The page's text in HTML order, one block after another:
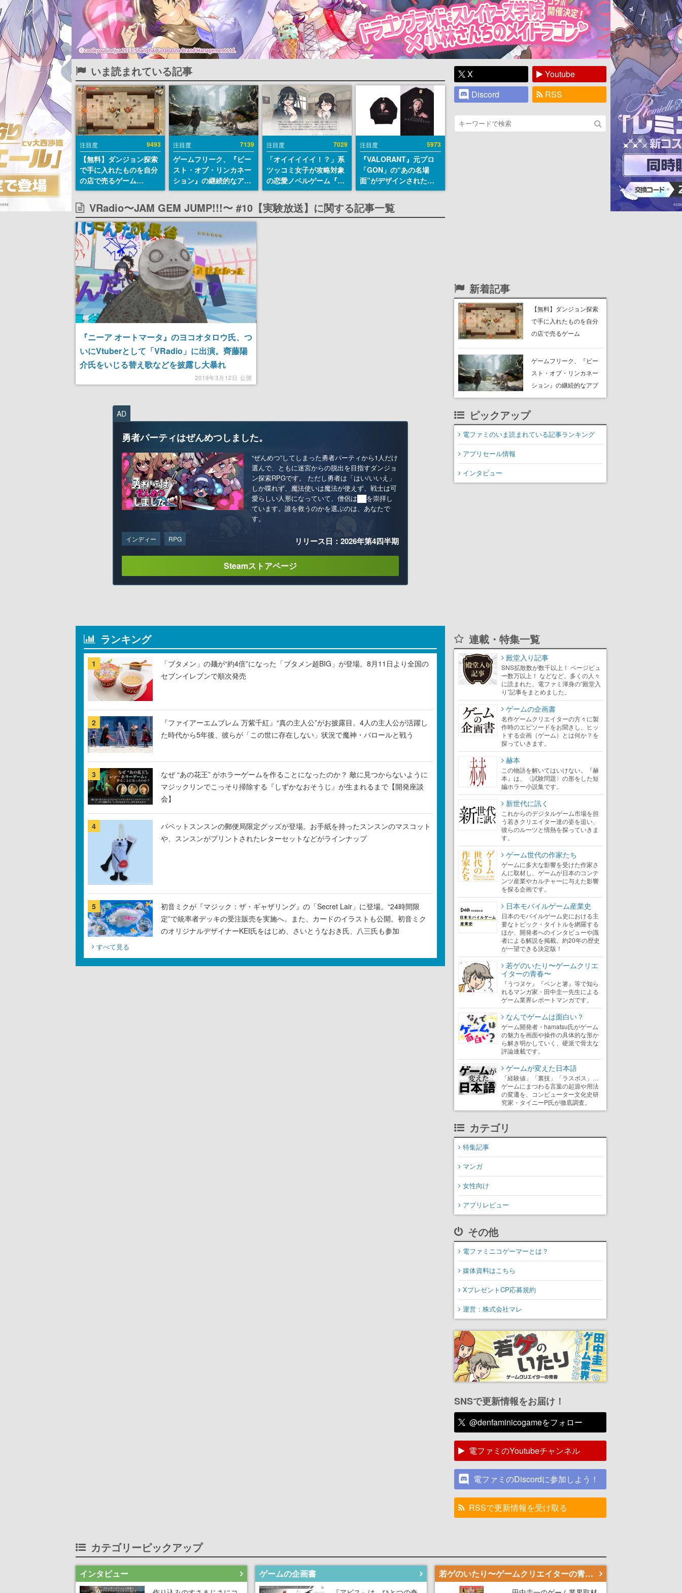
いま読まれている記事
注目度 9493
【無料】ダンジョン探索
で手に入れたものを自分
の店で売るゲーム
『Moonlighter』が
Steamにて無料配布中！
続編『Moonlighter 2』
の9月2日正式リリースを
記念したキャンペーン
注目度 7139
ゲームフリーク、『ビー
スト・オブ・リンカネー
ション』の継続的なアプ
デ方針を表明。ユーザー
からの意見を真摯に受け
止めて対応へ。修正パッ
チは約1週間以内に配信
される予定
注目度 7029
「オイイイイイ！？」系
ツッコミ女子が攻略対象
の恋愛ノベルゲーム『美
術部カノジョ』Steamス
トアページが公開。「お
前らーそろそろ自重しろ
注目度 5973
『VALORANT』元プロ
「GON」の“あの名場
面”がデザインされた新
作グッズが本日8月5日よ
り期間限定で発売。Tシ
ャツやコインケース、ア
VRadio〜JAM GEM JUMP!!!〜 #10【実験放送】に関する記事一覧
『ニーア オートマータ』のヨコオタロウ氏、つ
いにVtuberとして「VRadio」に出演。齊藤陽
介氏をいじる替え歌などを披露し大暴れ
2019年3月12日 公開
AD
勇者パーティはぜんめつしました。
“ぜんめつ”してしまった勇者パーティから1人だけ
選んで、ともに迷宮からの脱出を目指すダンジョ
ン探索RPGです。 ただし勇者は「はい/いいえ」
しか喋れず、魔法使いは魔法が使えず、戦士は可
愛らしい人形になっていて、僧侶は██を崇拝し
ています。誰を救うのかを選ぶのは、あなたで
す。
インディー RPG リリース日：2026年第4四半期
Steamストアページ
ランキング
1
「ブタメン」の麺が“約4倍”になった「ブタメン超BIG」が登場。8月11日より全国の
セブンイレブンで順次発売
2
『ファイアーエムブレム 万紫千紅』“真の主人公”がお披露目。4人の主人公が活躍し
た時代から5年後、彼らが「この世に存在しない」状況で魔神・バロールと戦う
3
なぜ “あの花王” がホラーゲームを作ることになったのか？ 敵に見つからないように
マジックリンでこっそり掃除する『しずかなおそうじ』が生まれるまで【開発座談
会】
4
パペットスンスンの郵便局限定グッズが登場。お手紙を持ったスンスンのマスコット
や、スンスンがプリントされたレターセットなどがラインナップ
5
初音ミクが『マジック：ザ・ギャザリング』の「Secret Lair」に登場。“24時間限
定”で統率者デッキの受注販売を実施へ。また、カードのイラストも公開。初音ミク
のオリジナルデザイナーKEI氏をはじめ、さいとうなおき氏、八三氏も参加
すべて見る
X
Youtube
Discord
RSS
新着記事
【無料】ダンジョン探索
で手に入れたものを自分
の店で売るゲーム
にて無料配布中！続編
『Moonlighter 2』の9月2
日正式リリースを記念し
ゲームフリーク、『ビー
スト・オブ・リンカネー
ション』の継続的なアプ
デ方針を表明。ユーザー
チは約1週間以内に配信さ
れる予定
ピックアップ
電ファミのいま読まれている記事ランキング
アプリセール情報
インタビュー
連載・特集一覧
殿堂入り記事
SNS拡散数が数千以上！ ページビュ
ー数万以上！ などなど。多くの人々
に読まれた、電ファミ渾身の“殿堂入
り”記事をまとめました。
ゲームの企画書
名作ゲームクリエイターの方々に製
作時のエピソードをお聞きし、ヒッ
トする企画（ゲーム）とは何か？を
探っていきます。
赫本
この物語を解いてはいけない。『赫
本』は、〈試験問題〉の形をした短
編ホラー小説集です。
新世代に訊く
これからのデジタルゲーム市場を担
う若きクリエイター達の姿を追い、
彼らのルーツと情熱を探っていきま
す。
ゲーム世代の作家たち
ゲームに多大な影響を受けた作家さ
んに取材し、ゲームが日本のコンテ
ンツ産業やカルチャーに与えた影響
を探る企画です。
日本モバイルゲーム産業史
日本のモバイルゲーム史における主
要なトピック・タイトルを網羅する
ほか、開発者へのインタビューや識
者による解説を掲載。約20年の歴史
が一望できる決定版！
若ゲのいたり〜ゲームクリエ
イターの青春〜
『うつヌケ』『ペンと箸』等で知ら
れるマンガ家・田中圭一先生による
ゲーム業界レポートマンガです。
なんでゲームは面白い？
ゲーム開発者・hamatsu氏がゲーム
の魅力を画面や操作の具体的な形か
ら解き明かしていく、硬派で骨太な
評論連載です。
ゲームが変えた日本語
「経験値」「裏技」「ラスボス」…
ゲームにまつわる言葉の起源や用法
の変遷を、コンピューター文化史研
究家・タイニーP氏が徹底調査。
カテゴリ
特集記事
マンガ
女性向け
アプリレビュー
その他
電ファミニコゲーマーとは？
媒体資料はこちら
XプレゼントCP応募規約
運営：株式会社マレ
SNSで更新情報をお届け！
@denfaminicogameをフォロー
電ファミのYoutubeチャンネル
電ファミのDiscordに参加しよう！
RSSで更新情報を受け取る
カテゴリーピックアップ
インタビュー ゲームの企画書 若ゲのいたり〜ゲームクリエイターの青春〜